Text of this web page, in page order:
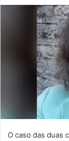
O caso das duas